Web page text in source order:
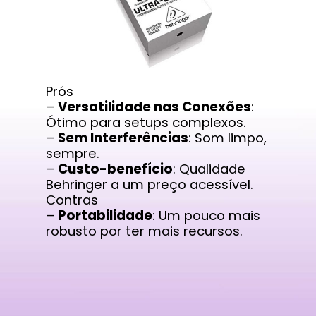
Prós
–Versatilidade nas Conexões:
Ótimo para setups complexos.
– Sem Interferências: Som limpo,
sempre.
– Custo-benefício: Qualidade
Behringer a um preço acessível.
Contras
– Portabilidade: Um pouco mais
robusto por ter mais recursos.